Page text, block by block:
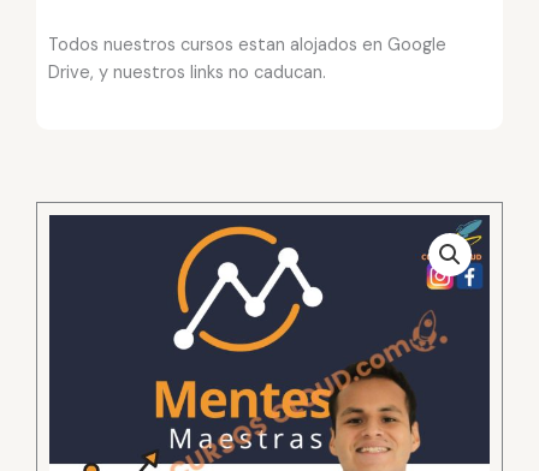
Todos nuestros cursos estan alojados en Google
Drive, y nuestros links no caducan.